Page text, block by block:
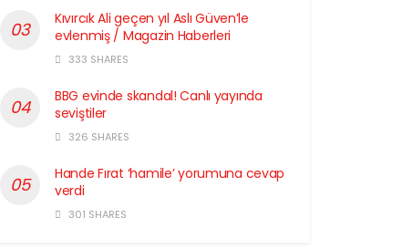
Kıvırcık Ali geçen yıl Aslı Güven’le
evlenmiş / Magazin Haberleri
333 SHARES
BBG evinde skandal! Canlı yayında
seviştiler
326 SHARES
Hande Fırat ‘hamile’ yorumuna cevap
verdi
301 SHARES